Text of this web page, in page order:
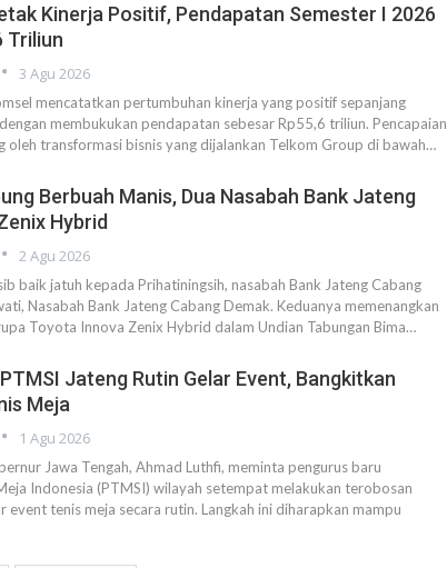
Kinerja Positif, Pendapatan Semester I 2026
Triliun
3 Agu 2026
mencatatkan pertumbuhan kinerja yang positif sepanjang
membukukan pendapatan sebesar Rp55,6 triliun. Pencapaian
oleh transformasi bisnis yang dijalankan Telkom Group di bawah…
Berbuah Manis, Dua Nasabah Bank Jateng
Hybrid
2 Agu 2026
baik jatuh kepada Prihatiningsih, nasabah Bank Jateng Cabang
Nasabah Bank Jateng Cabang Demak. Keduanya memenangkan
Toyota Innova Zenix Hybrid dalam Undian Tabungan Bima…
Jateng Rutin Gelar Event, Bangkitkan
Meja
1 Agu 2026
Jawa Tengah, Ahmad Luthfi, meminta pengurus baru
Indonesia (PTMSI) wilayah setempat melakukan terobosan
event tenis meja secara rutin. Langkah ini diharapkan mampu